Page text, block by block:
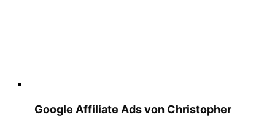
Google Affiliate Ads von Christopher